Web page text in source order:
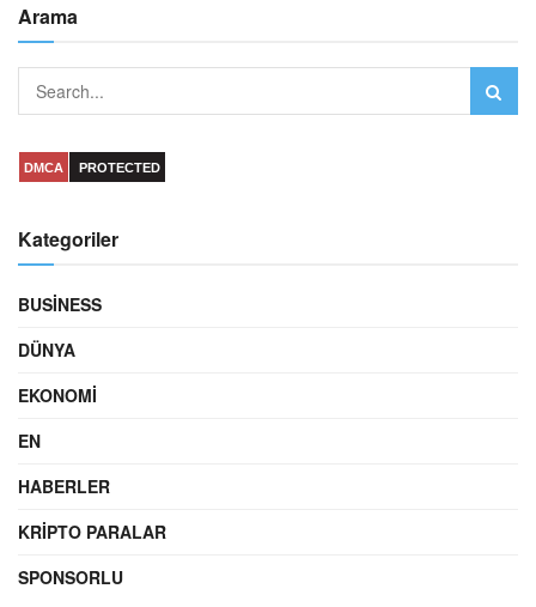
Arama
DMCA PROTECTED
Kategoriler
BUSINESS
DÜNYA
EKONOMI
EN
HABERLER
KRIPTO PARALAR
SPONSORLU